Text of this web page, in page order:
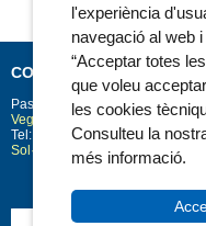
CONTACTE
Passeig Marítim 25-29
Vegeu la situació a Google Maps
Tel: 93 248 30 00 · Fax: 93 248
Sol·licitud d'informació
l'experiència
navegació al web
“Acceptar totes
que voleu
les cookies
Consulteu la
més informació.